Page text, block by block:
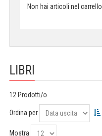
Non hai articoli nel carrello.
LIBRI
12 Prodotti/o
Ordina per
Mostra